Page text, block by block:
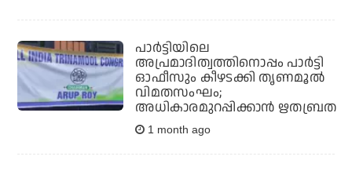
പാര്‍ട്ടിയിലെ
അപ്രമാദിത്വത്തിനൊപ്പം പാര്‍ട്ടി
ഓഫീസും കീഴടക്കി തൃണമൂല്‍
വിമതസംഘം;
അധികാരമുറപ്പിക്കാന്‍ ഋതബ്രത
1 month ago